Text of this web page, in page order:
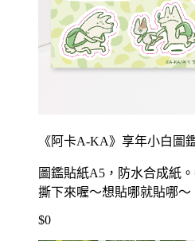
《阿卡A-KA》享年小白圖
圖鑑貼紙A5，防水合成紙
撕下來喔～想貼哪就貼哪～
$0